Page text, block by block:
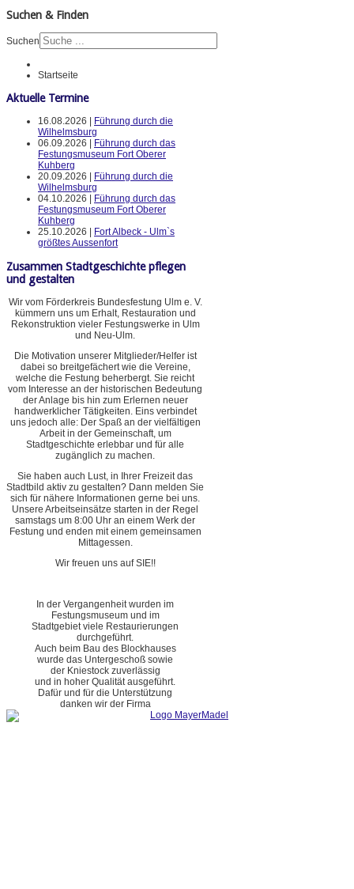
Suchen & Finden
Suchen
Startseite
Aktuelle Termine
16.08.2026 |
Führung durch die
Wilhelmsburg
06.09.2026 |
Führung durch das
Festungsmuseum Fort Oberer
Kuhberg
20.09.2026 |
Führung durch die
Wilhelmsburg
04.10.2026 |
Führung durch das
Festungsmuseum Fort Oberer
Kuhberg
25.10.2026 |
Fort Albeck - Ulm`s
größtes Aussenfort
Zusammen Stadtgeschichte pflegen
und gestalten
Wir vom Förderkreis Bundesfestung Ulm e. V.
kümmern uns um Erhalt, Restauration und
Rekonstruktion vieler Festungswerke in Ulm
und Neu-Ulm.
Die Motivation unserer Mitglieder/Helfer ist
dabei so breitgefächert wie die Vereine,
welche die Festung beherbergt. Sie reicht
vom Interesse an der historischen Bedeutung
der Anlage bis hin zum Erlernen neuer
handwerklicher Tätigkeiten. Eins verbindet
uns jedoch alle: Der Spaß an der vielfältigen
Arbeit in der Gemeinschaft, um
Stadtgeschichte erlebbar und für alle
zugänglich zu machen.
Sie haben auch Lust, in Ihrer Freizeit das
Stadtbild aktiv zu gestalten? Dann melden Sie
sich für nähere Informationen gerne bei uns.
Unsere Arbeitseinsätze starten in der Regel
samstags um 8:00 Uhr an einem Werk der
Festung und enden mit einem gemeinsamen
Mittagessen.
Wir freuen uns auf SIE!!
In der Vergangenheit wurden im
Festungsmuseum und im
Stadtgebiet viele Restaurierungen
durchgeführt.
Auch beim Bau des Blockhauses
wurde das Untergeschoß sowie
der Kniestock zuverlässig
und in hoher Qualität ausgeführt.
Dafür und für die Unterstützung
danken wir der Firma